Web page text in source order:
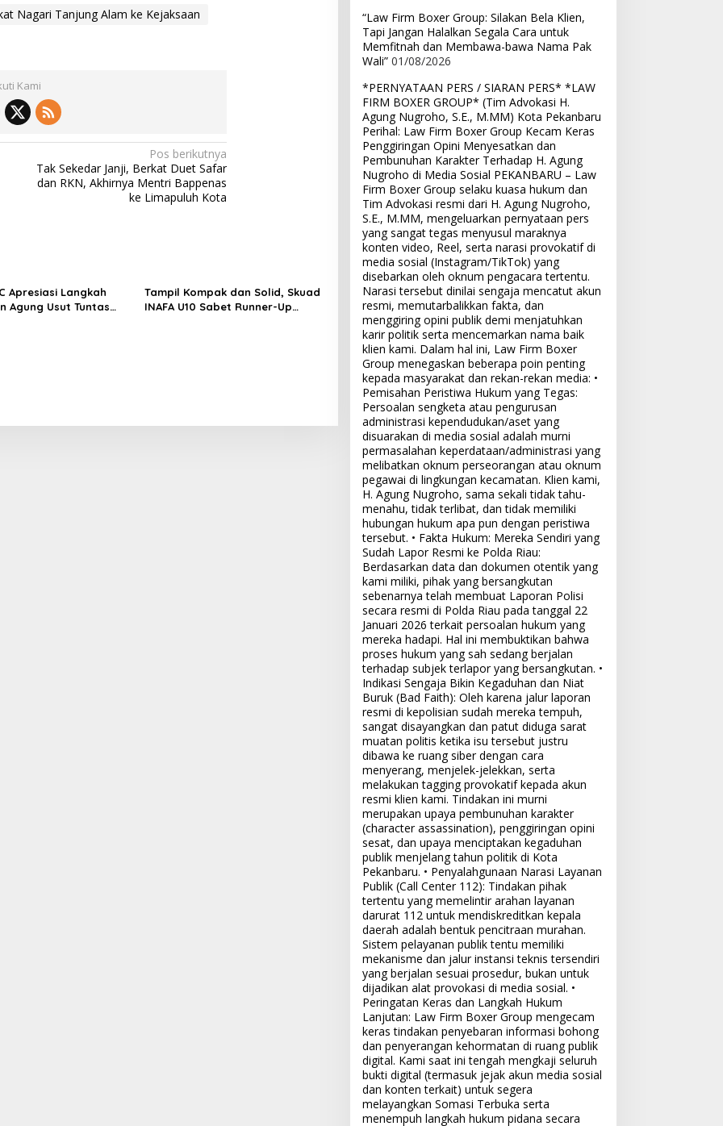
Nagari Tanjung Alam ke Kejaksaan
Kami
Pos berikutnya
Tak Sekedar Janji, Berkat Duet Safar
dan RKN, Akhirnya Mentri Bappenas
ke Limapuluh Kota
Apresiasi Langkah
Agung Usut Tuntas
Tampil Kompak dan Solid, Skuad
INAFA U10 Sabet Runner-Up
“Law Firm Boxer Group: Silakan Bela Klien,
Tapi Jangan Halalkan Segala Cara untuk
Memfitnah dan Membawa-bawa Nama Pak
Wali” 01/08/2026
*PERNYATAAN PERS / SIARAN PERS* *LAW
FIRM BOXER GROUP* (Tim Advokasi H.
Agung Nugroho, S.E., M.MM) Kota Pekanbaru
Perihal: Law Firm Boxer Group Kecam Keras
Penggiringan Opini Menyesatkan dan
Pembunuhan Karakter Terhadap H. Agung
Nugroho di Media Sosial PEKANBARU – Law
Firm Boxer Group selaku kuasa hukum dan
Tim Advokasi resmi dari H. Agung Nugroho,
S.E., M.MM, mengeluarkan pernyataan pers
yang sangat tegas menyusul maraknya
konten video, Reel, serta narasi provokatif di
media sosial (Instagram/TikTok) yang
disebarkan oleh oknum pengacara tertentu.
Narasi tersebut dinilai sengaja mencatut akun
resmi, memutarbalikkan fakta, dan
menggiring opini publik demi menjatuhkan
karir politik serta mencemarkan nama baik
klien kami. Dalam hal ini, Law Firm Boxer
Group menegaskan beberapa poin penting
kepada masyarakat dan rekan-rekan media: •
Pemisahan Peristiwa Hukum yang Tegas:
Persoalan sengketa atau pengurusan
administrasi kependudukan/aset yang
disuarakan di media sosial adalah murni
permasalahan keperdataan/administrasi yang
melibatkan oknum perseorangan atau oknum
pegawai di lingkungan kecamatan. Klien kami,
H. Agung Nugroho, sama sekali tidak tahu-
menahu, tidak terlibat, dan tidak memiliki
hubungan hukum apa pun dengan peristiwa
tersebut. • Fakta Hukum: Mereka Sendiri yang
Sudah Lapor Resmi ke Polda Riau:
Berdasarkan data dan dokumen otentik yang
kami miliki, pihak yang bersangkutan
sebenarnya telah membuat Laporan Polisi
secara resmi di Polda Riau pada tanggal 22
Januari 2026 terkait persoalan hukum yang
mereka hadapi. Hal ini membuktikan bahwa
proses hukum yang sah sedang berjalan
terhadap subjek terlapor yang bersangkutan. •
Indikasi Sengaja Bikin Kegaduhan dan Niat
Buruk (Bad Faith): Oleh karena jalur laporan
resmi di kepolisian sudah mereka tempuh,
sangat disayangkan dan patut diduga sarat
muatan politis ketika isu tersebut justru
dibawa ke ruang siber dengan cara
menyerang, menjelek-jelekkan, serta
melakukan tagging provokatif kepada akun
resmi klien kami. Tindakan ini murni
merupakan upaya pembunuhan karakter
(character assassination), penggiringan opini
sesat, dan upaya menciptakan kegaduhan
publik menjelang tahun politik di Kota
Pekanbaru. • Penyalahgunaan Narasi Layanan
Publik (Call Center 112): Tindakan pihak
tertentu yang memelintir arahan layanan
darurat 112 untuk mendiskreditkan kepala
daerah adalah bentuk pencitraan murahan.
Sistem pelayanan publik tentu memiliki
mekanisme dan jalur instansi teknis tersendiri
yang berjalan sesuai prosedur, bukan untuk
dijadikan alat provokasi di media sosial. •
Peringatan Keras dan Langkah Hukum
Lanjutan: Law Firm Boxer Group mengecam
keras tindakan penyebaran informasi bohong
dan penyerangan kehormatan di ruang publik
digital. Kami saat ini tengah mengkaji seluruh
bukti digital (termasuk jejak akun media sosial
dan konten terkait) untuk segera
melayangkan Somasi Terbuka serta
menempuh langkah hukum pidana secara